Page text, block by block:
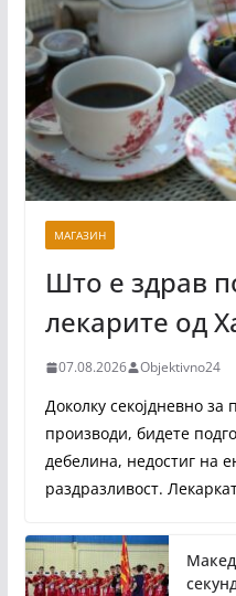
МАГАЗИН
Што е здрав
лекарите од
07.08.2026 Objektivno24
Доколку секојдневно за
производи, бидете
дебелина, недостиг на
раздразливост.